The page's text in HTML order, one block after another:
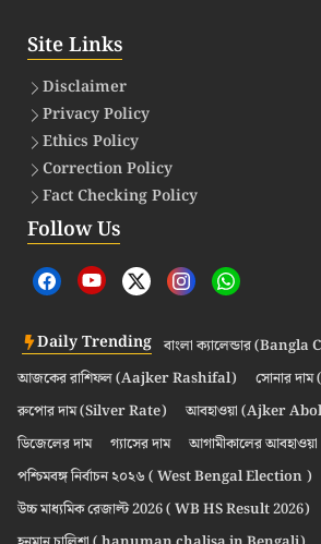
Site Links
Disclaimer
Privacy Policy
Ethics Policy
Correction Policy
Fact Checking Policy
Follow Us
Daily Trending বাংলা ক্যালেন্ডার
আজকের রাশিফল (Aajker Rashifal)
সোনার
রুপোর দাম (Silver Rate)
আবহাওয়া (Ajker
ডিজেলের দাম
গ্যাসের দাম
আগামীকালের আবহাওয়া
পশ্চিমবঙ্গ নির্বাচন ২০২৬ ( West Bengal Election )
উচ্চ মাধ্যমিক রেজাল্ট 2026 ( WB HS Result 2026)